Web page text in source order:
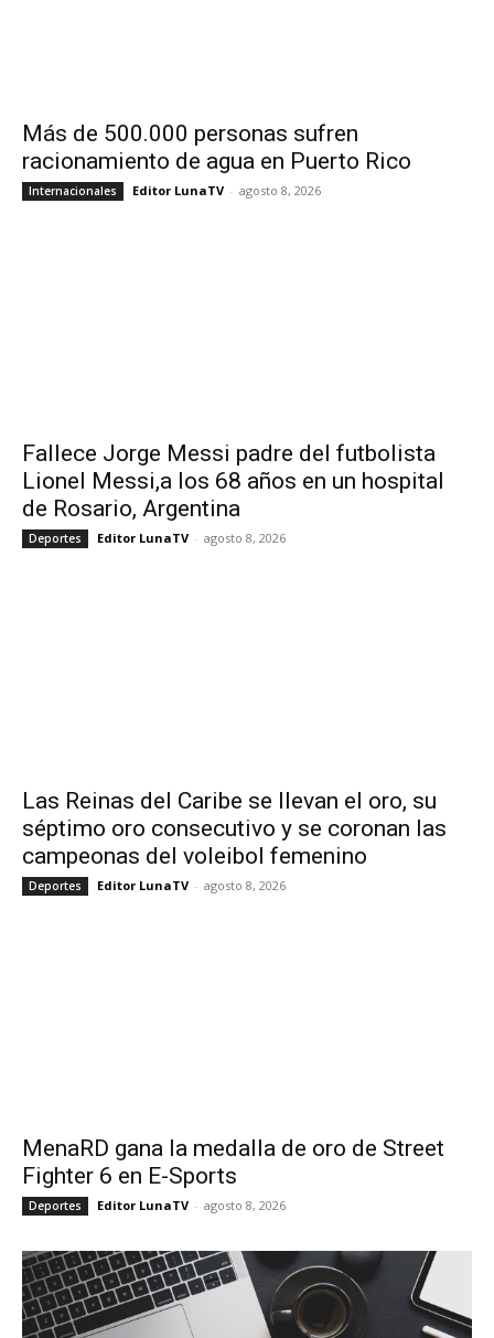
Más de 500.000 personas sufren
racionamiento de agua en Puerto Rico
Internacionales Editor LunaTV - agosto 8, 2026
Fallece Jorge Messi padre del futbolista
Lionel Messi,a los 68 años en un hospital
de Rosario, Argentina
Deportes Editor LunaTV - agosto 8, 2026
Las Reinas del Caribe se llevan el oro, su
séptimo oro consecutivo y se coronan las
campeonas del voleibol femenino
Deportes Editor LunaTV - agosto 8, 2026
MenaRD gana la medalla de oro de Street
Fighter 6 en E-Sports
Deportes Editor LunaTV - agosto 8, 2026